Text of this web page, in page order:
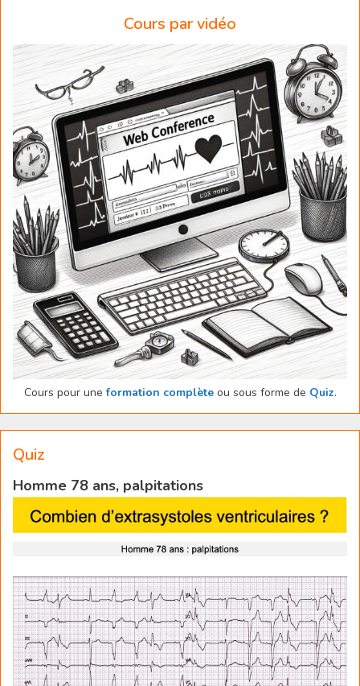
Cours par vidéo
Cours pour uneformation complèteou sous forme de Quiz.
Quiz
Homme 78 ans, palpitations